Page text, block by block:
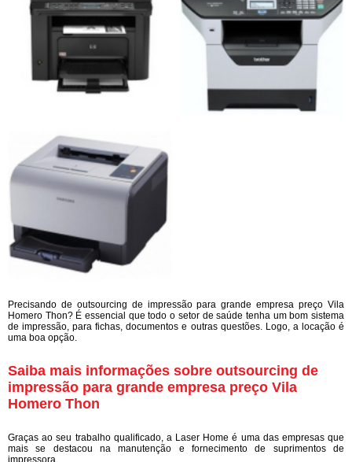
Precisando de outsourcing de impressão para grande empresa preço Vila
Homero Thon? É essencial que todo o setor de saúde tenha um bom sistema
de impressão, para fichas, documentos e outras questões. Logo, a locação é
uma boa opção.
Saiba mais informações sobre outsourcing de
impressão para grande empresa preço Vila
Homero Thon
Graças ao seu trabalho qualificado, a Laser Home é uma das empresas que
mais se destacou na manutenção e fornecimento de suprimentos de
impressora.